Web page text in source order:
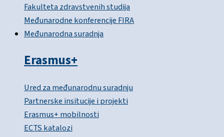
Fakulteta zdravstvenih studija
Međunarodne konferencije FIRA
Međunarodna suradnja
Erasmus+
Ured za međunarodnu suradnju
Partnerske insitucije i projekti
Erasmus+ mobilnosti
ECTS katalozi